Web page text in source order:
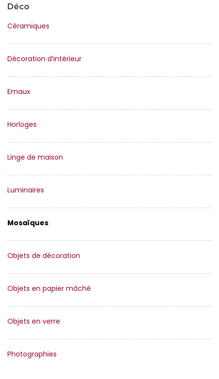
Déco
Céramiques
Décoration d’intérieur
Emaux
Horloges
Linge de maison
Luminaires
Mosaïques
Objets de décoration
Objets en papier mâché
Objets en verre
Photographies